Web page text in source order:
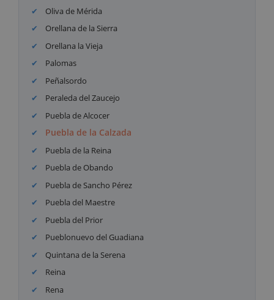
Oliva de Mérida
Orellana de la Sierra
Orellana la Vieja
Palomas
Peñalsordo
Peraleda del Zaucejo
Puebla de Alcocer
Puebla de la Calzada
Puebla de la Reina
Puebla de Obando
Puebla de Sancho Pérez
Puebla del Maestre
Puebla del Prior
Pueblonuevo del Guadiana
Quintana de la Serena
Reina
Rena